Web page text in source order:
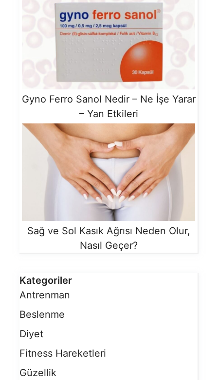
Gyno Ferro Sanol Nedir – Ne İşe Yarar
– Yan Etkileri
Sağ ve Sol Kasık Ağrısı Neden Olur,
Nasıl Geçer?
Kategoriler
Antrenman
Beslenme
Diyet
Fitness Hareketleri
Güzellik